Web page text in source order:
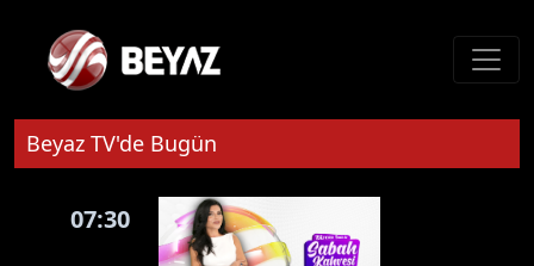
Beyaz TV'de Bugün
07:30